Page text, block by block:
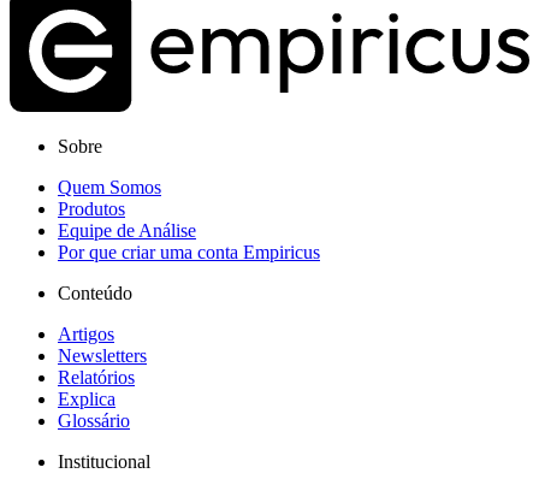
Sobre
Quem Somos
Produtos
Equipe de Análise
Por que criar uma conta Empiricus
Conteúdo
Artigos
Newsletters
Relatórios
Explica
Glossário
Institucional